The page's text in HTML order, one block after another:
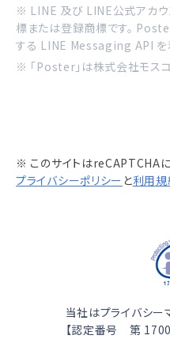
※ LINE 及び LINE公式アカ
標または登録商標です。
する LINE Messaging API を
※ 「Poster」は株式会社モスコ
※ このサイトはreCAPTCHA
プライバシーポリシー と利用
当社はプライバシー
【認定番号 第